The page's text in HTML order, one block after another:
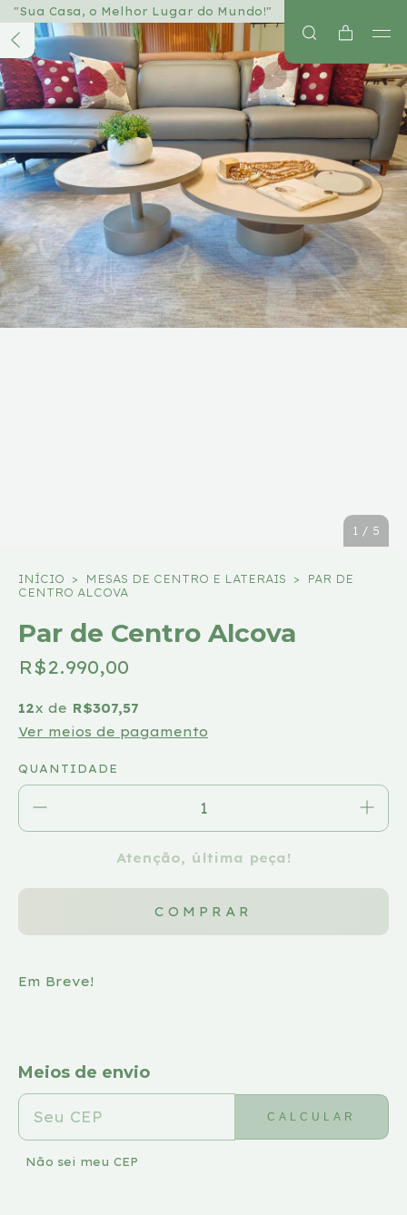
"Sua Casa, o Melhor Lugar do Mundo!"
1 / 5
INÍCIO > MESAS DE CENTRO E LATERAIS >
PAR DE
CENTRO ALCOVA
Par de Centro Alcova
R$2.990,00
12x de R$307,57
Ver meios de pagamento
QUANTIDADE
Atenção, última peça!
Em Breve!
ENTREGAS PARA O CEP:
Meios de envio
CALCULAR
Não sei meu CEP